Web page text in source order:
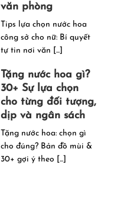
văn phòng
Tips lựa chọn nước hoa
công sở cho nữ: Bí quyết
tự tin nơi văn [...]
Tặng nước hoa gì?
30+ Sự lựa chọn
cho từng đối tượng,
dịp và ngân sách
Tặng nước hoa: chọn gì
cho đúng? Bản đồ mùi &
30+ gợi ý theo [...]